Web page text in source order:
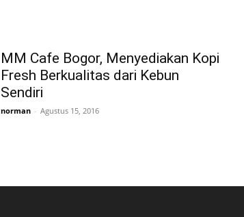
MM Cafe Bogor, Menyediakan Kopi
Fresh Berkualitas dari Kebun
Sendiri
norman - Agustus 15, 2016